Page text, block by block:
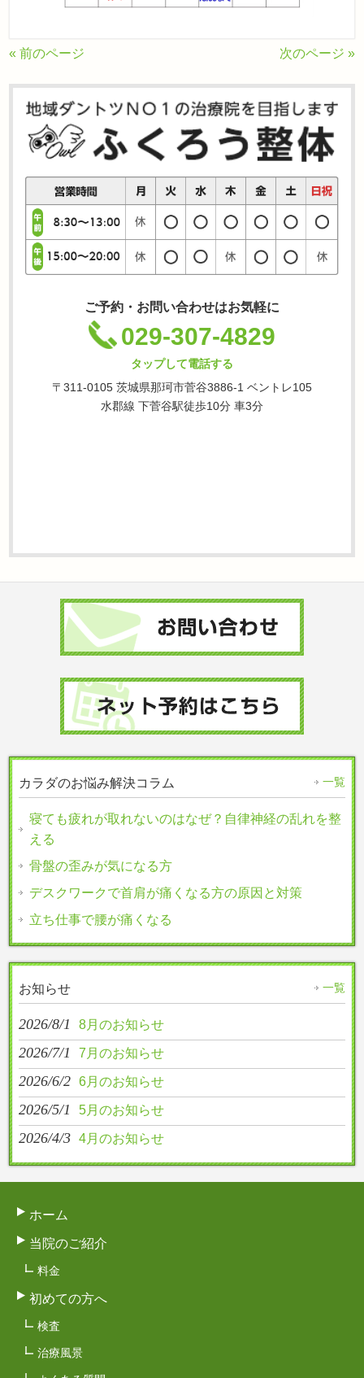
« 前のページ 次のページ »
ご予約・お問い合わせはお気軽に
029-307-4829
タップして電話する
〒311-0105 茨城県那珂市菅谷3886-1 ベントレ105
水郡線 下菅谷駅徒歩10分 車3分
カラダのお悩み解決コラム 一覧
寝ても疲れが取れないのはなぜ？自律神経の乱れを整
える
骨盤の歪みが気になる方
デスクワークで首肩が痛くなる方の原因と対策
立ち仕事で腰が痛くなる
お知らせ 一覧
2026/8/1 8月のお知らせ
2026/7/1 7月のお知らせ
2026/6/2 6月のお知らせ
2026/5/1 5月のお知らせ
2026/4/3 4月のお知らせ
ホーム
当院のご紹介
料金
初めての方へ
検査
治療風景